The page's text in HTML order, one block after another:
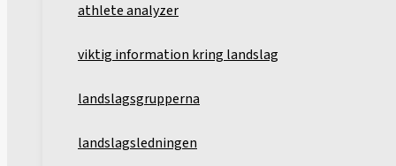
athlete analyzer
viktig information kring landslag
landslagsgrupperna
landslagsledningen